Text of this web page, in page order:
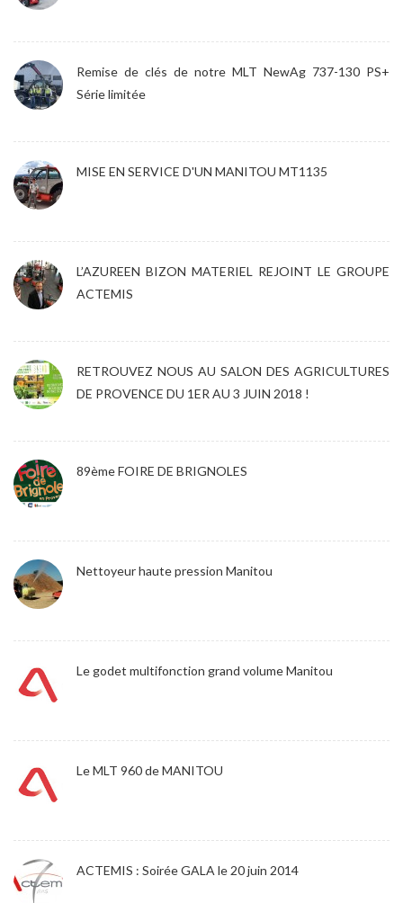
Remise de clés de notre MLT NewAg 737-130 PS+
Série limitée
MISE EN SERVICE D'UN MANITOU MT1135
L’AZUREEN BIZON MATERIEL REJOINT LE GROUPE
ACTEMIS
RETROUVEZ NOUS AU SALON DES AGRICULTURES
DE PROVENCE DU 1ER AU 3 JUIN 2018 !
89ème FOIRE DE BRIGNOLES
Nettoyeur haute pression Manitou
Le godet multifonction grand volume Manitou
Le MLT 960 de MANITOU
ACTEMIS : Soirée GALA le 20 juin 2014